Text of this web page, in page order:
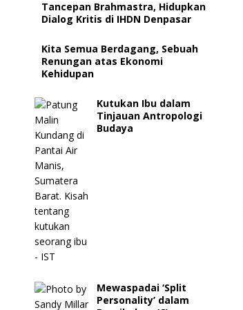
Tancepan Brahmastra, Hidupkan
Dialog Kritis di IHDN Denpasar
Kita Semua Berdagang, Sebuah
Renungan atas Ekonomi
Kehidupan
Kutukan Ibu dalam
Tinjauan Antropologi
Budaya
Mewaspadai ‘Split
Personality’ dalam